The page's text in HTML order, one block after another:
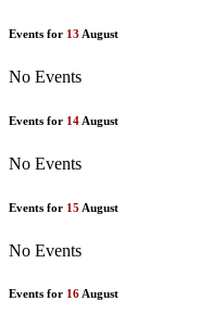
Events for 13 August
No Events
Events for 14 August
No Events
Events for 15 August
No Events
Events for 16August